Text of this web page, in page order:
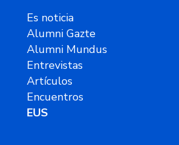
Es noticia
Alumni Gazte
Alumni Mundus
Entrevistas
Artículos
Encuentros
EUS